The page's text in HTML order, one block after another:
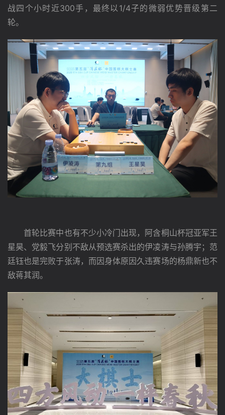
战四个小时近300手，最终以1/4子的微弱优势晋级第二
轮。
首轮比赛中也有不少小冷门出现，阿含桐山杯冠亚军王
星昊、党毅飞分别不敌从预选赛杀出的伊凌涛与孙腾宇；范
廷钰也是完败于张涛，而因身体原因久违赛场的杨鼎新也不
敌蒋其润。